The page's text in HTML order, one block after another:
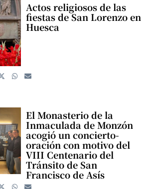
Actos religiosos de las
fiestas de San Lorenzo en
Huesca
El Monasterio de la
Inmaculada de Monzón
acogió un concierto-
oración con motivo del
VIII Centenario del
Tránsito de San
Francisco de Asís